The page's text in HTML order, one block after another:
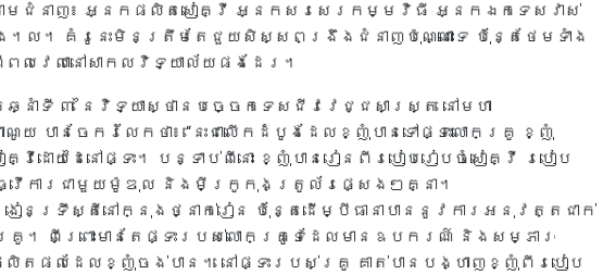
តាមជំនាញ៖ អ្នកផលិតសៀគ្វី អ្នកសរសេរកម្មវិធី អ្នកឯកទេសវាស់
ល។ គំរូនេះមិនត្រឹមតែជួយសិស្សពង្រឹងជំនាញប៉ុណ្ណោះទេ ប៉ុន្តែថែមទាំង
លវេលានៅសាកលវិទ្យាល័យផងដែរ។
ទី ៣ នៃវិទ្យាស្ថានបច្ចេកទេសជីវវេជ្ជសាស្ត្រ នៅមហា
បានចែករំលែកថា៖ “នេះជាលើកដំបូងដែលខ្ញុំបានទៅផ្ទះលោកគ្រូ ខ្ញុំ
ដោយដៃនៅផ្ទះ។ បន្ទាប់ពីនោះ ខ្ញុំបានរៀនពីរបៀបរៀបចំសៀគ្វី របៀប
ធ្វើការជាមួយម៉ូឌុល និងមីក្រូកុងត្រូល័រផ្សេងៗគ្នា។
រៀនទ្រឹស្តីនៅក្នុងថ្នាក់រៀន ប៉ុន្តែដើម្បីធានាបាននូវការអនុវត្តជាក់
។ ពីព្រោះមានតែផ្ទះរបស់លោកគ្រូទេដែលមានឧបករណ៍ និងសម្ភារៈ
តផលដែលខ្ញុំចង់បាន។ នៅផ្ទះរបស់គ្រូ គាត់បានបង្ហាញខ្ញុំពីរបៀប